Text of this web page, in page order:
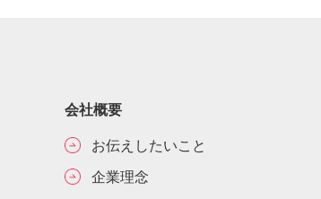
会社概要
お伝えしたいこと
企業理念